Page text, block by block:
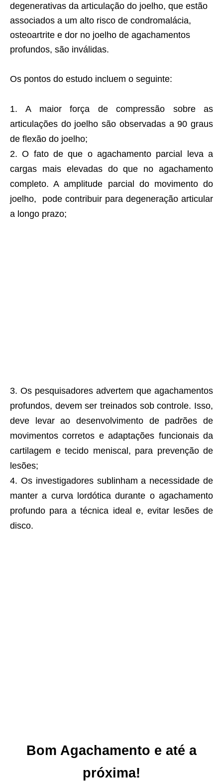
degenerativas da articulação do joelho, que estão
associados a um alto risco de condromalácia,
osteoartrite e dor no joelho de agachamentos
profundos, são inválidas.
Os pontos do estudo incluem o seguinte:
A maior força de compressão sobre as
articulações do joelho são observadas a 90 graus
de flexão do joelho;
O fato de que o agachamento parcial leva a
cargas mais elevadas do que no agachamento
completo. A amplitude parcial do movimento do
joelho, pode contribuir para degeneração articular
a longo prazo;
Os pesquisadores advertem que agachamentos
profundos, devem ser treinados sob controle. Isso,
deve levar ao desenvolvimento de padrões de
movimentos corretos e adaptações funcionais da
cartilagem e tecido meniscal, para prevenção de
lesões;
Os investigadores sublinham a necessidade de
manter a curva lordótica durante o agachamento
profundo para a técnica ideal e, evitar lesões de
disco.
Bom Agachamento e até a
próxima!